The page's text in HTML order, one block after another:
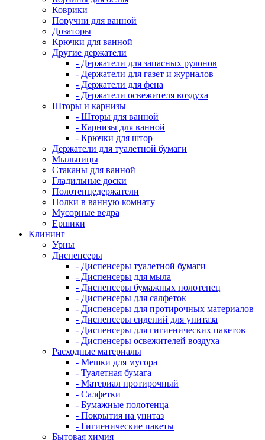
Коврики
Поручни для ванной
Дозаторы
Крючки для ванной
Другие держатели
- Держатели для запасных рулонов
- Держатели для газет и журналов
- Держатели для фена
- Держатели освежителя воздуха
Шторы и карнизы
- Шторы для ванной
- Карнизы для ванной
- Крючки для штор
Держатели для туалетной бумаги
Мыльницы
Стаканы для ванной
Гладильные доски
Полотенцедержатели
Полки в ванную комнату
Мусорные ведра
Ершики
Клининг
Урны
Диспенсеры
- Диспенсеры туалетной бумаги
- Диспенсеры для мыла
- Диспенсеры бумажных полотенец
- Диспенсеры для салфеток
- Диспенсеры для протирочных материалов
- Диспенсеры сидений для унитаза
- Диспенсеры для гигиенических пакетов
- Диспенсеры освежителей воздуха
Расходные материалы
- Мешки для мусора
- Туалетная бумага
- Материал протирочный
- Салфетки
- Бумажные полотенца
- Покрытия на унитаз
- Гигиенические пакеты
Бытовая химия